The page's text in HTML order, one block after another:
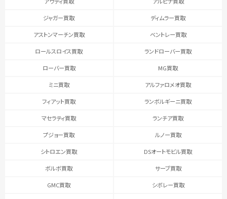
ジャガー買取 ディムラー買取
アストンマーチン買取 ベントレー買取
ロールスロイス買取 ランドローバー買取
ローバー買取 MG買取
ミニ買取 アルファロメオ買取
フィアット買取 ランボルギーニ買取
マセラティ買取 ランチア買取
プジョー買取 ルノー買取
シトロエン買取 DSオートモビル買取
ボルボ買取 サーブ買取
GMC買取 シボレー買取